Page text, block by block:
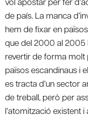
de país. La manca
hem de fixar en
que del 2000 al 2005
revertir de forma molt
països escandinaus i
es tracta d’un sector
de treball, però per
l’atomització existent